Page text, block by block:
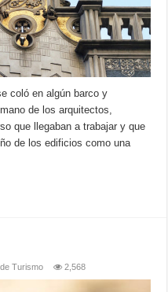
coló en algún barco y
de los arquitectos,
que llegaban a trabajar y que
de los edificios como una
Turismo 2,568